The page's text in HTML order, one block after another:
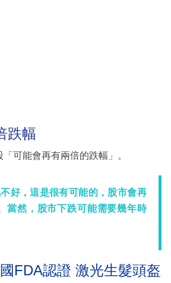
跌幅
可能會再有兩倍的跌幅」。
好，這是很有可能的，股市會再
當然，股市下跌可能需要幾年時
FDA認證 激光生髮頭盔